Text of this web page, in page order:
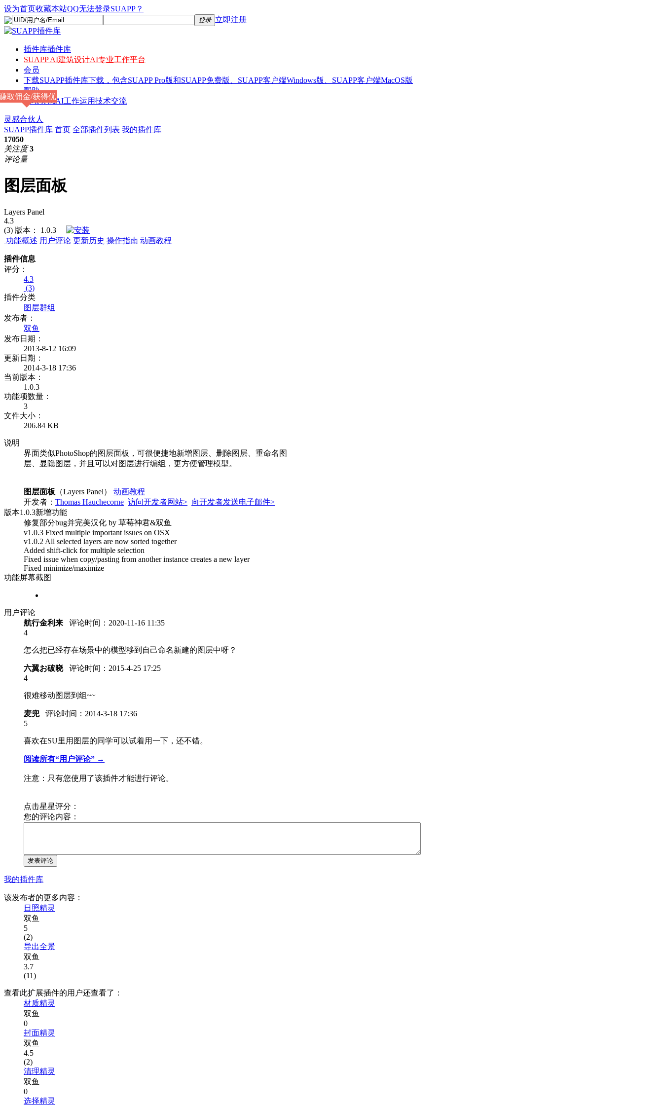
设为首页收藏本站QQ无法登录SUAPP？
登录 立即注册
插件库插件库
SUAPP AI建筑设计AI专业工作平台
会员
下载SUAPP插件库下载，包含SUAPP Pro版和SUAPP免费版、SUAPP客户端Windows版、SUAPP客户端MacOS版
帮助
论坛灵感AI工作运用技术交流
灵感合伙人
取佣金/获得优
惠
SUAPP插件库 首页 全部插件列表 我的插件库
17050
关注度 3
评论量
图层面板
Layers Panel
4.3
(3) 版本：
1.0.3
功能概述 用户评论 更新历史 操作指南 动画教程
插件信息
评分：
4.3
(3)
插件分类
图层群组
发布者：
双鱼
发布日期：
2013-8-12 16:09
更新日期：
2014-3-18 17:36
当前版本：
1.0.3
功能项数量：
3
文件大小：
206.84 KB
说明
界面类似PhotoShop的图层面板，可很便捷地新增图层、删除图层、重命名图
层、显隐图层，并且可以对图层进行编组，更方便管理模型。
图层面板 （Layers Panel）
动画教程
开发者： Thomas Hauchecorne 访问开发者网站> 向开发者发送电子邮件>
版本1.0.3新增功能
修复部分bug并完美汉化 by 草莓神君&双鱼
v1.0.3 Fixed multiple important issues on OSX
v1.0.2 All selected layers are now sorted together
Added shift-click for multiple selection
Fixed issue when copy/pasting from another instance creates a new layer
Fixed minimize/maximize
功能屏幕截图
用户评论
航行金利来
评论时间： 2020-11-16 11:35
4
怎么把已经存在场景中的模型移到自己命名新建的图层中呀？
六翼お破晓 评论时间： 2015-4-25 17:25
4
很难移动图层到组~~
麦兜 评论时间： 2014-3-18 17:36
5
喜欢在SU里用图层的同学可以试着用一下，还不错。
阅读所有“用户评论” →
注意：只有您使用了该插件才能进行评论。
点击星星评分：
您的评论内容：
发表评论
我的插件库
该发布者的更多内容：
日照精灵
双鱼
5
(2)
导出全景
双鱼
3.7
(11)
查看此扩展插件的用户还查看了：
材质精灵
双鱼
0
封面精灵
双鱼
4.5
(2)
清理精灵
双鱼
0
选择精灵